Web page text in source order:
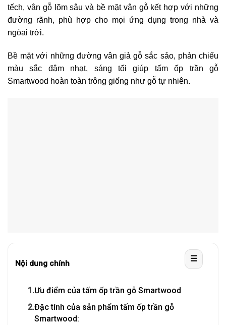
tếch, vân gỗ lõm sâu và bề mặt vân gỗ kết hợp với những
đường rãnh, phù hợp cho mọi ứng dụng trong nhà và
ngòai trời.
Bề mặt với những đường vân giả gỗ sắc sảo, phản chiếu
màu sắc đậm nhạt, sáng tối giúp tấm ốp trần gỗ
Smartwood hoàn toàn trông giống như gỗ tự nhiên.
Nội dung chính ☰
1.Ưu điểm của tấm ốp trần gỗ Smartwood
2.Đặc tính của sản phẩm tấm ốp trần gỗ
Smartwood: